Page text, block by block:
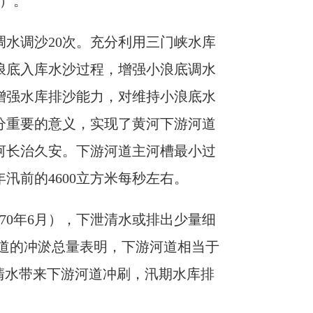
调沙20次。充分利用三门峡水库
入库水沙过程，增强小浪底调水
水库排沙能力，对维持小浪底水
要的意义，实现了黄河下游河道
治久安。下游河道主河槽最小过
前的4600立方米每秒左右。
年6月），下泄清水或排出少量细
的冲淤总量表明，下游河道相当于
带来下游河道冲刷，汛期水库排